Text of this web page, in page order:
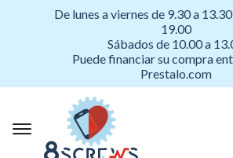
De lunes a viernes de 9.30 a
19.00
Sábados de 10.00 a
Puede financiar su compra
Prestalo.com